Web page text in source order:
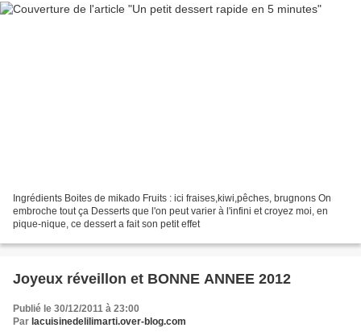
Ingrédients Boites de mikado Fruits : ici fraises,kiwi,pêches, brugnons On
embroche tout ça Desserts que l'on peut varier à l'infini et croyez moi, en
pique-nique, ce dessert a fait son petit effet
Joyeux réveillon et BONNE ANNEE 2012
Publié le 30/12/2011 à 23:00
Par lacuisinedelilimarti.over-blog.com